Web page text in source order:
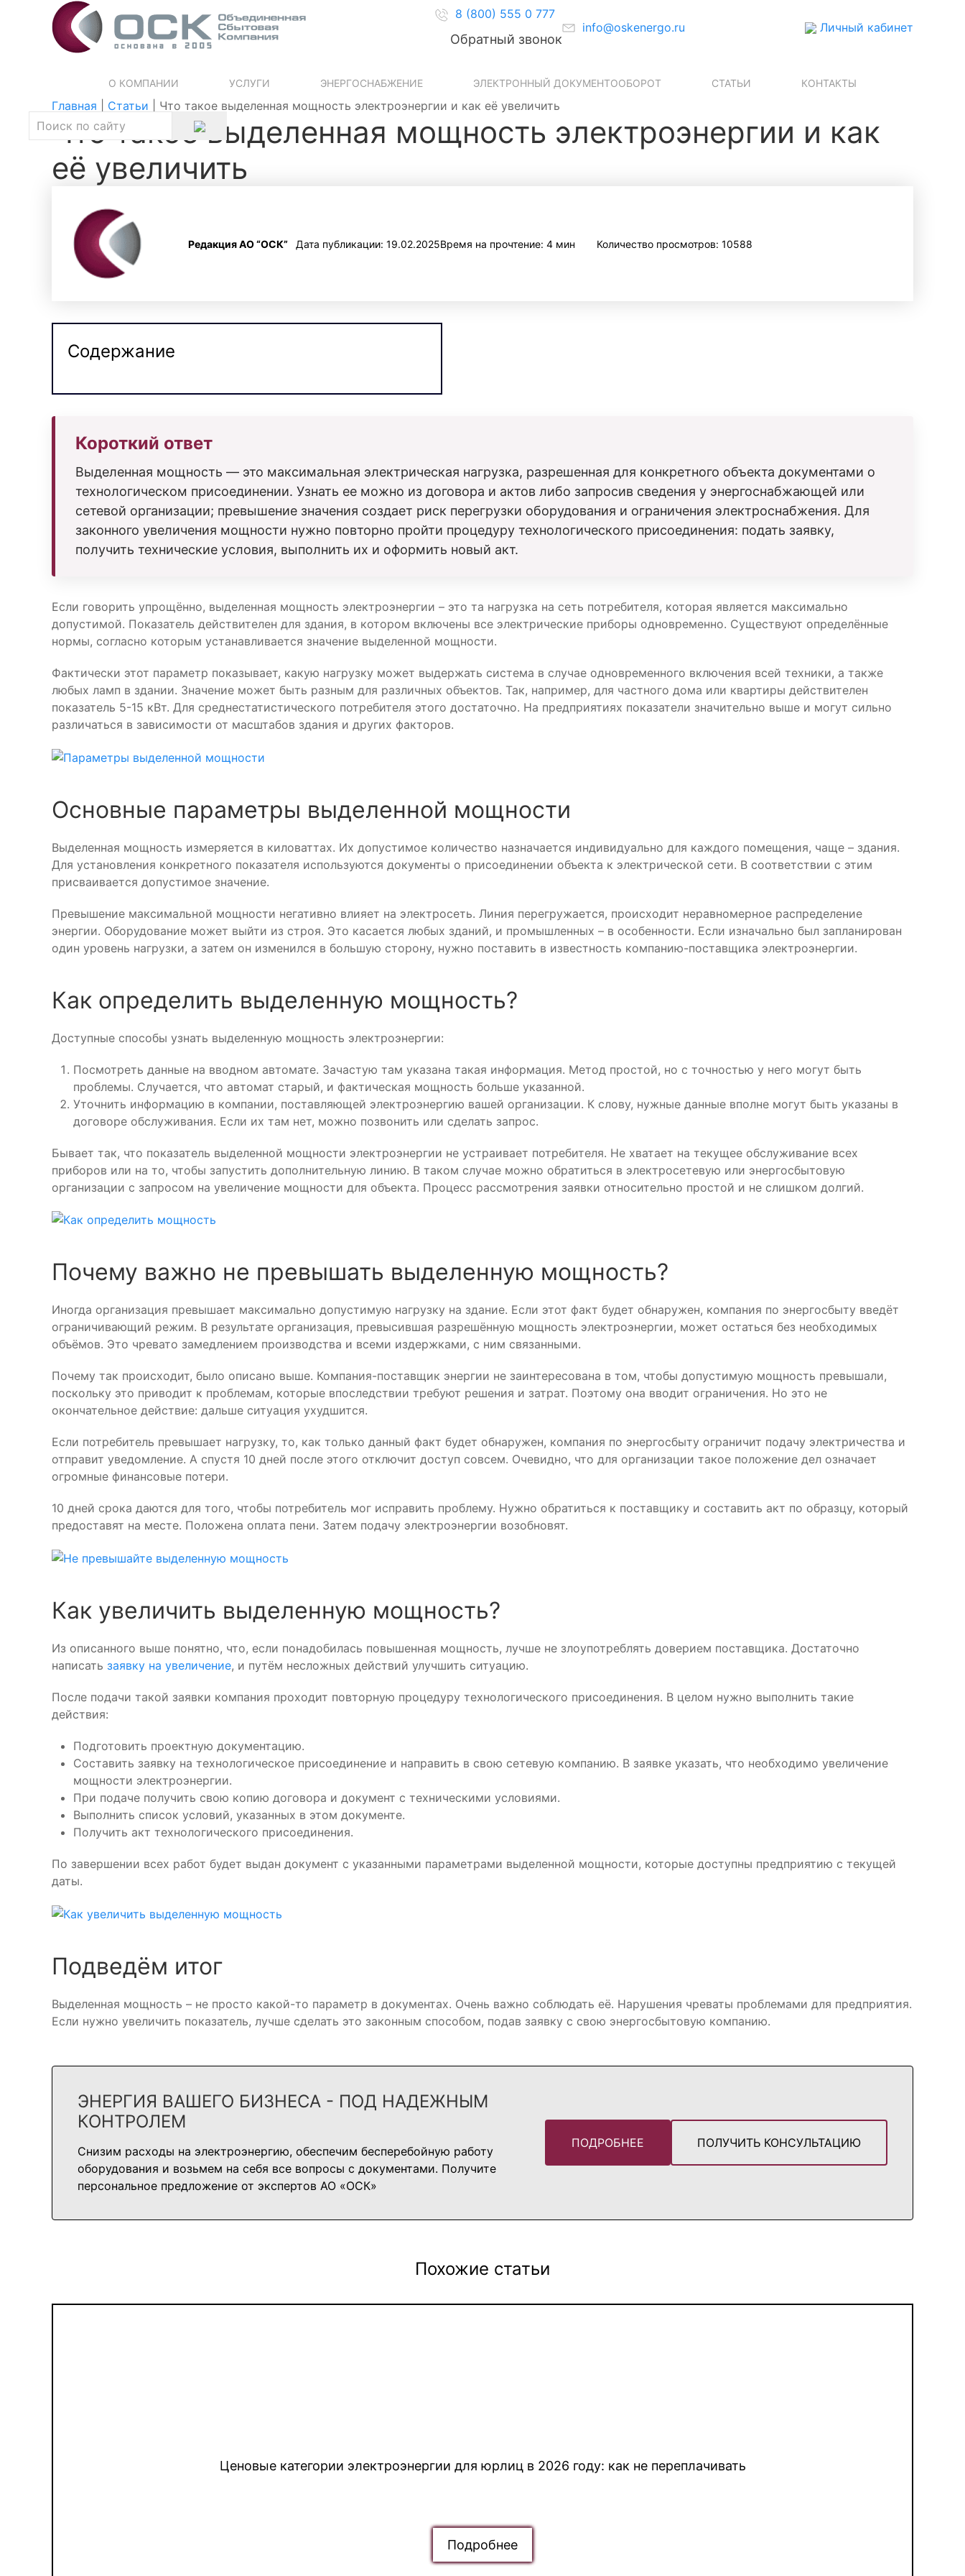
8 (800) 555 0 777
Обратный звонок
info@oskenergo.ru Личный кабинет
О КОМПАНИИ УСЛУГИ ЭНЕРГОСНАБЖЕНИЕ ЭЛЕКТРОННЫЙ ДОКУМЕНТООБОРОТ СТАТЬИ КОНТАКТЫ
Главная Статьи Что такое выделенная мощность электроэнергии и как её увеличить
Что такое выделенная мощность электроэнергии и как
её увеличить
Редакция АО “ОСК” Дата публикации: 19.02.2025Время на прочтение: 4 мин Количество просмотров: 10588
Содержание
Короткий ответ
Выделенная мощность — это максимальная электрическая нагрузка, разрешенная для конкретного объекта документами о
технологическом присоединении. Узнать ее можно из договора и актов либо запросив сведения у энергоснабжающей или
сетевой организации; превышение значения создает риск перегрузки оборудования и ограничения электроснабжения. Для
законного увеличения мощности нужно повторно пройти процедуру технологического присоединения: подать заявку,
получить технические условия, выполнить их и оформить новый акт.
Если говорить упрощённо, выделенная мощность электроэнергии – это та нагрузка на сеть потребителя, которая является максимально
допустимой. Показатель действителен для здания, в котором включены все электрические приборы одновременно. Существуют определённые
нормы, согласно которым устанавливается значение выделенной мощности.
Фактически этот параметр показывает, какую нагрузку может выдержать система в случае одновременного включения всей техники, а также
любых ламп в здании. Значение может быть разным для различных объектов. Так, например, для частного дома или квартиры действителен
показатель 5-15 кВт. Для среднестатистического потребителя этого достаточно. На предприятиях показатели значительно выше и могут сильно
различаться в зависимости от масштабов здания и других факторов.
Основные параметры выделенной мощности
Выделенная мощность измеряется в киловаттах. Их допустимое количество назначается индивидуально для каждого помещения, чаще – здания.
Для установления конкретного показателя используются документы о присоединении объекта к электрической сети. В соответствии с этим
присваивается допустимое значение.
Превышение максимальной мощности негативно влияет на электросеть. Линия перегружается, происходит неравномерное распределение
энергии. Оборудование может выйти из строя. Это касается любых зданий, и промышленных – в особенности. Если изначально был запланирован
один уровень нагрузки, а затем он изменился в большую сторону, нужно поставить в известность компанию-поставщика электроэнергии.
Как определить выделенную мощность?
Доступные способы узнать выделенную мощность электроэнергии:
Посмотреть данные на вводном автомате. Зачастую там указана такая информация. Метод простой, но с точностью у него могут быть
проблемы. Случается, что автомат старый, и фактическая мощность больше указанной.
Уточнить информацию в компании, поставляющей электроэнергию вашей организации. К слову, нужные данные вполне могут быть указаны в
договоре обслуживания. Если их там нет, можно позвонить или сделать запрос.
Бывает так, что показатель выделенной мощности электроэнергии не устраивает потребителя. Не хватает на текущее обслуживание всех
приборов или на то, чтобы запустить дополнительную линию. В таком случае можно обратиться в электросетевую или энергосбытовую
организации с запросом на увеличение мощности для объекта. Процесс рассмотрения заявки относительно простой и не слишком долгий.
Почему важно не превышать выделенную мощность?
Иногда организация превышает максимально допустимую нагрузку на здание. Если этот факт будет обнаружен, компания по энергосбыту введёт
ограничивающий режим. В результате организация, превысившая разрешённую мощность электроэнергии, может остаться без необходимых
объёмов. Это чревато замедлением производства и всеми издержками, с ним связанными.
Почему так происходит, было описано выше. Компания-поставщик энергии не заинтересована в том, чтобы допустимую мощность превышали,
поскольку это приводит к проблемам, которые впоследствии требуют решения и затрат. Поэтому она вводит ограничения. Но это не
окончательное действие: дальше ситуация ухудшится.
Если потребитель превышает нагрузку, то, как только данный факт будет обнаружен, компания по энергосбыту ограничит подачу электричества и
отправит уведомление. А спустя 10 дней после этого отключит доступ совсем. Очевидно, что для организации такое положение дел означает
огромные финансовые потери.
10 дней срока даются для того, чтобы потребитель мог исправить проблему. Нужно обратиться к поставщику и составить акт по образцу, который
предоставят на месте. Положена оплата пени. Затем подачу электроэнергии возобновят.
Как увеличить выделенную мощность?
Из описанного выше понятно, что, если понадобилась повышенная мощность, лучше не злоупотреблять доверием поставщика. Достаточно
написать заявку на увеличение, и путём несложных действий улучшить ситуацию.
После подачи такой заявки компания проходит повторную процедуру технологического присоединения. В целом нужно выполнить такие
действия:
Подготовить проектную документацию.
Составить заявку на технологическое присоединение и направить в свою сетевую компанию. В заявке указать, что необходимо увеличение
мощности электроэнергии.
При подаче получить свою копию договора и документ с техническими условиями.
Выполнить список условий, указанных в этом документе.
Получить акт технологического присоединения.
По завершении всех работ будет выдан документ с указанными параметрами выделенной мощности, которые доступны предприятию с текущей
даты.
Подведём итог
Выделенная мощность – не просто какой-то параметр в документах. Очень важно соблюдать её. Нарушения чреваты проблемами для предприятия.
Если нужно увеличить показатель, лучше сделать это законным способом, подав заявку с свою энергосбытовую компанию.
ЭНЕРГИЯ ВАШЕГО БИЗНЕСА - ПОД НАДЕЖНЫМ
КОНТРОЛЕМ
Снизим расходы на электроэнергию, обеспечим бесперебойную работу
оборудования и возьмем на себя все вопросы с документами. Получите
персональное предложение от экспертов АО «ОСК»
ПОДРОБНЕЕ ПОЛУЧИТЬ КОНСУЛЬТАЦИЮ
Похожие статьи
Ценовые категории электроэнергии для юрлиц в 2026 году: как не переплачивать
Подробнее